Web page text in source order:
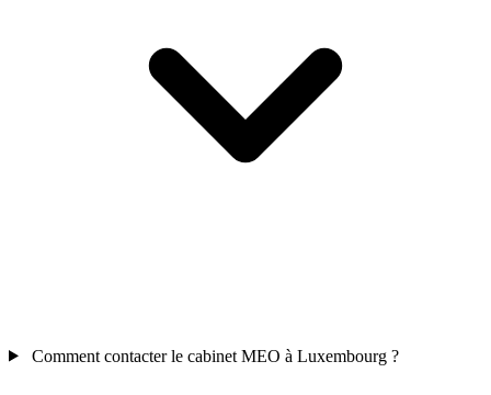
Comment contacter le cabinet MEO à Luxembourg ?